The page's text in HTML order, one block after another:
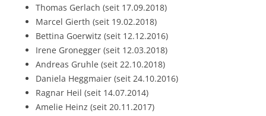
Thomas Gerlach (seit 17.09.2018)
Marcel Gierth (seit 19.02.2018)
Bettina Goerwitz (seit 12.12.2016)
Irene Gronegger (seit 12.03.2018)
Andreas Gruhle (seit 22.10.2018)
Daniela Heggmaier (seit 24.10.2016)
Ragnar Heil (seit 14.07.2014)
Amelie Heinz (seit 20.11.2017)